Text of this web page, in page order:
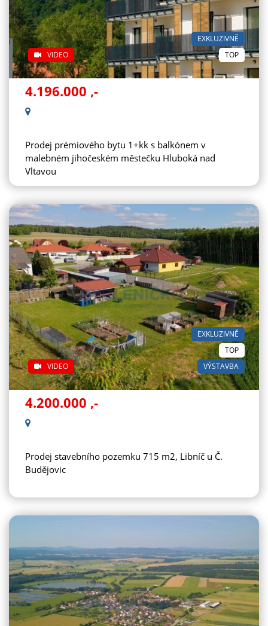
EXKLUZIVNĚ
VIDEO
TOP
4.196.000 ,-
Prodej prémiového bytu 1+kk s balkónem v
malebném jihočeském městečku Hluboká nad
Vltavou
EXKLUZIVNĚ
VIDEO VÝSTAVBA
TOP
4.200.000 ,-
Prodej stavebního pozemku 715 m2, Libníč u Č.
Budějovic